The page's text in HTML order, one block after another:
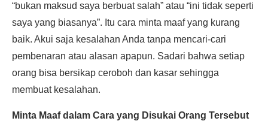
“bukan maksud saya berbuat salah” atau “ini tidak seperti
saya yang biasanya”. Itu cara minta maaf yang kurang
baik. Akui saja kesalahan Anda tanpa mencari-cari
pembenaran atau alasan apapun. Sadari bahwa setiap
orang bisa bersikap ceroboh dan kasar sehingga
membuat kesalahan.
Minta Maaf dalam Cara yang Disukai Orang Tersebut